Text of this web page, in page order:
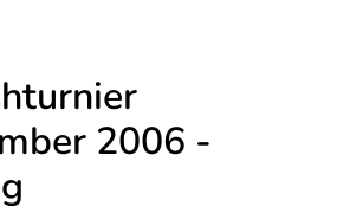
2006 -